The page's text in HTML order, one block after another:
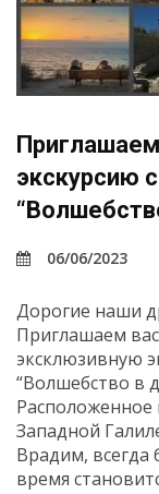
экскурсию
06/06/2023
Дорогие наши
Приглашаем
эксклюзивную
“Волшебство в
Расположенное
Западной
Врадим, всегда
время